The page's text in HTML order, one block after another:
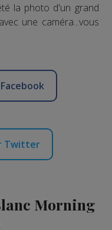
la photo d'un grand
une caméra...vous
Twitter
Morning